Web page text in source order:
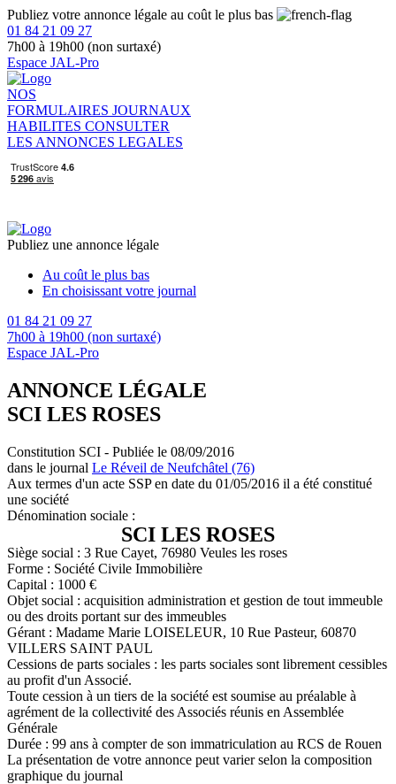
Publiez votre annonce légale au coût le plus bas
01 84 21 09 27
7h00 à 19h00 (non surtaxé)
Espace JAL-Pro
NOS
FORMULAIRES JOURNAUX
HABILITES CONSULTER
LES ANNONCES LEGALES
Publiez une annonce légale
Au coût le plus bas
En choisissant votre journal
01 84 21 09 27
7h00 à 19h00 (non surtaxé)
Espace JAL-Pro
ANNONCE LÉGALE
SCI LES ROSES
Constitution SCI - Publiée le 08/09/2016
dans le journal Le Réveil de Neufchâtel (76)
Aux termes d'un acte SSP en date du 01/05/2016 il a été constitué
une société
Dénomination sociale :
SCI LES ROSES
Siège social : 3 Rue Cayet, 76980 Veules les roses
Forme : Société Civile Immobilière
Capital : 1000 €
Objet social : acquisition administration et gestion de tout immeuble
ou des droits portant sur des immeubles
Gérant : Madame Marie LOISELEUR, 10 Rue Pasteur, 60870
VILLERS SAINT PAUL
Cessions de parts sociales : les parts sociales sont librement cessibles
au profit d'un Associé.
Toute cession à un tiers de la société est soumise au préalable à
agrément de la collectivité des Associés réunis en Assemblée
Générale
Durée : 99 ans à compter de son immatriculation au RCS de Rouen
La présentation de votre annonce peut varier selon la composition
graphique du journal